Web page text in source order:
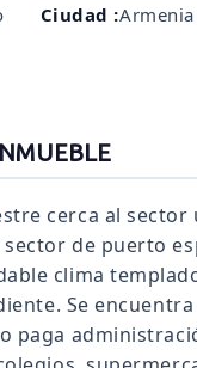
Ciudad :Armenia
cerca al
de puerto
clima
Se
paga